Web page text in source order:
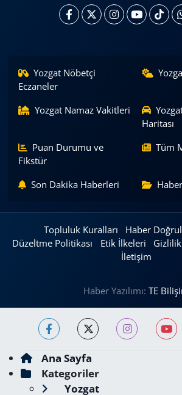
Yozgat Nöbetçi
Eczaneler
Yozgat Namaz Vakitleri
Haritası
Puan Durumu ve
Fikstür
Tüm
Son Dakika Haberleri
Topluluk Kuralları
Haber
Düzeltme Politikası
Etik İlkeleri
İletişim
Haber Yazılımı: TE
Ana Sayfa
Kategoriler
Yozgat